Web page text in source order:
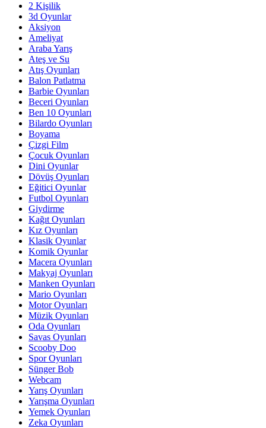
2 Kişilik
3d Oyunlar
Aksiyon
Ameliyat
Araba Yarış
Ateş ve Su
Atış Oyunları
Balon Patlatma
Barbie Oyunları
Beceri Oyunları
Ben 10 Oyunları
Bilardo Oyunları
Boyama
Çizgi Film
Çocuk Oyunları
Dini Oyunlar
Dövüş Oyunları
Eğitici Oyunlar
Futbol Oyunları
Giydirme
Kağıt Oyunları
Kız Oyunları
Klasik Oyunlar
Komik Oyunlar
Macera Oyunları
Makyaj Oyunları
Manken Oyunları
Mario Oyunları
Motor Oyunları
Müzik Oyunları
Oda Oyunları
Savas Oyunları
Scooby Doo
Spor Oyunları
Sünger Bob
Webcam
Yarış Oyunları
Yarışma Oyunları
Yemek Oyunları
Zeka Oyunları